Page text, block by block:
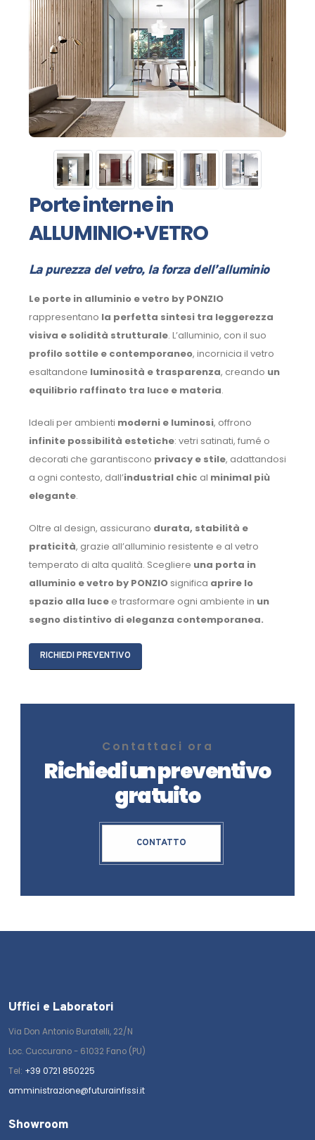
Porte interne in
ALLUMINIO+VETRO
La purezza del vetro, la forza dell’alluminio
Le porte in alluminio e vetro by PONZIO
rappresentano la perfetta sintesi tra leggerezza
visiva e solidità strutturale. L’alluminio, con il suo
profilo sottile e contemporaneo, incornicia il vetro
esaltandone luminosità e trasparenza, creando un
equilibrio raffinato tra luce e materia.
Ideali per ambienti moderni e luminosi, offrono
infinite possibilità estetiche: vetri satinati, fumé o
decorati che garantiscono privacy e stile, adattandosi
a ogni contesto, dall’industrial chic al minimal più
elegante.
Oltre al design, assicurano durata, stabilità e
praticità, grazie all’alluminio resistente e al vetro
temperato di alta qualità. Scegliere una porta in
alluminio e vetro by PONZIOsignifica aprire lo
spazio alla lucee trasformare ogni ambiente in un
segno distintivo di eleganza contemporanea.
RICHIEDI PREVENTIVO
Contattaci ora
Richiedi un preventivo
gratuito
CONTATTO
Uffici e Laboratori
Via Don Antonio Buratelli, 22/N
Loc. Cuccurano - 61032 Fano (PU)
Tel: +39 0721 850225
amministrazione@futurainfissi.it
Showroom